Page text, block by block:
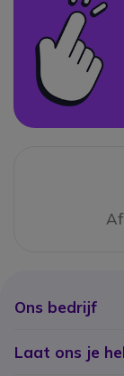
Ons bedrijf
Laat ons je